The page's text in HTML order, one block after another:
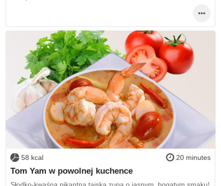
58 kcal 20 minutes
Tom Yam w powolnej kuchence